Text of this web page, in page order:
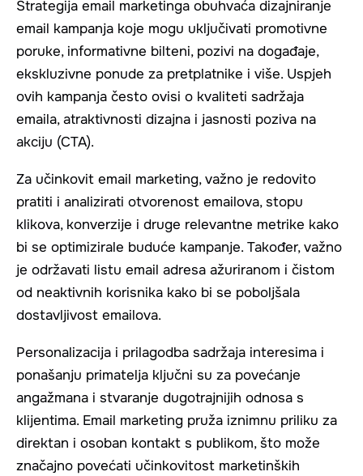
Strategija email marketinga obuhvaća dizajniranje
email kampanja koje mogu uključivati promotivne
poruke, informativne bilteni, pozivi na događaje,
ekskluzivne ponude za pretplatnike i više. Uspjeh
ovih kampanja često ovisi o kvaliteti sadržaja
emaila, atraktivnosti dizajna i jasnosti poziva na
akciju (CTA).
Za učinkovit email marketing, važno je redovito
pratiti i analizirati otvorenost emailova, stopu
klikova, konverzije i druge relevantne metrike kako
bi se optimizirale buduće kampanje. Također, važno
je održavati listu email adresa ažuriranom i čistom
od neaktivnih korisnika kako bi se poboljšala
dostavljivost emailova.
Personalizacija i prilagodba sadržaja interesima i
ponašanju primatelja ključni su za povećanje
angažmana i stvaranje dugotrajnijih odnosa s
klijentima. Email marketing pruža iznimnu priliku za
direktan i osoban kontakt s publikom, što može
značajno povećati učinkovitost marketinških